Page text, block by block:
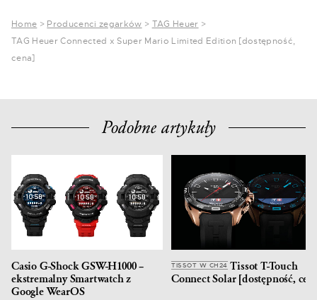
Home > Producenci zegarków > TAG Heuer >
TAG Heuer Connected x Super Mario Limited Edition [dostępność,
cena]
Podobne artykuły
Casio G-Shock GSW-H1000 –
ekstremalny Smartwatch z
Google WearOS
TISSOT W CH24Tissot T-Touch
Connect Solar [dostępność,